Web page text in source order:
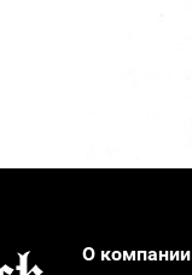
О компании